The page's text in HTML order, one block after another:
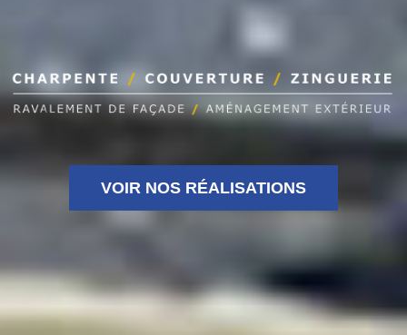
VOIR NOS RÉALISATIONS